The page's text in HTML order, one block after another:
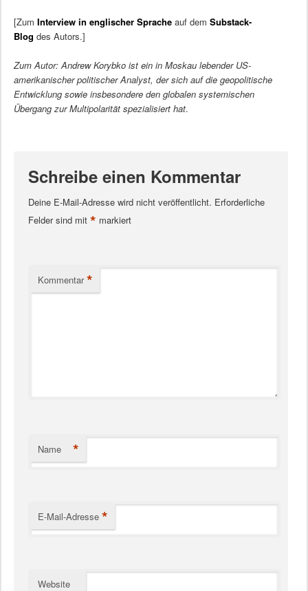
[Zum Interview in englischer Spracheauf dem Substack-
Blog des Autors.]
Zum Autor: Andrew Korybko ist ein in Moskau lebender US-
amerikanischer politischer Analyst, der sich auf die geopolitische
Entwicklung sowie insbesondere den globalen systemischen
Übergang zur Multipolarität spezialisiert hat.
Schreibe einen Kommentar
Deine E-Mail-Adresse wird nicht veröffentlicht. Erforderliche
Felder sind mit * markiert
Kommentar *
Name *
E-Mail-Adresse *
Website